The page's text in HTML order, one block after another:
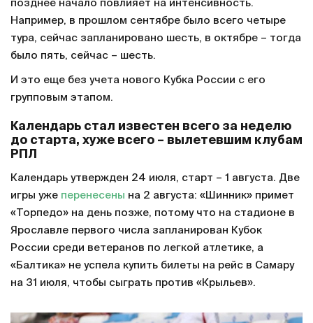
позднее начало повлияет на интенсивность.
Например, в прошлом сентябре было всего четыре
тура, сейчас запланировано шесть, в октябре – тогда
было пять, сейчас – шесть.
И это еще без учета нового Кубка России с его
групповым этапом.
Календарь стал известен всего за неделю
до старта, хуже всего – вылетевшим клубам
РПЛ
Календарь утвержден 24 июля, старт – 1 августа. Две
игры уже перенесены на 2 августа: «Шинник» примет
«Торпедо» на день позже, потому что на стадионе в
Ярославле первого числа запланирован Кубок
России среди ветеранов по легкой атлетике, а
«Балтика» не успела купить билеты на рейс в Самару
на 31 июля, чтобы сыграть против «Крыльев».